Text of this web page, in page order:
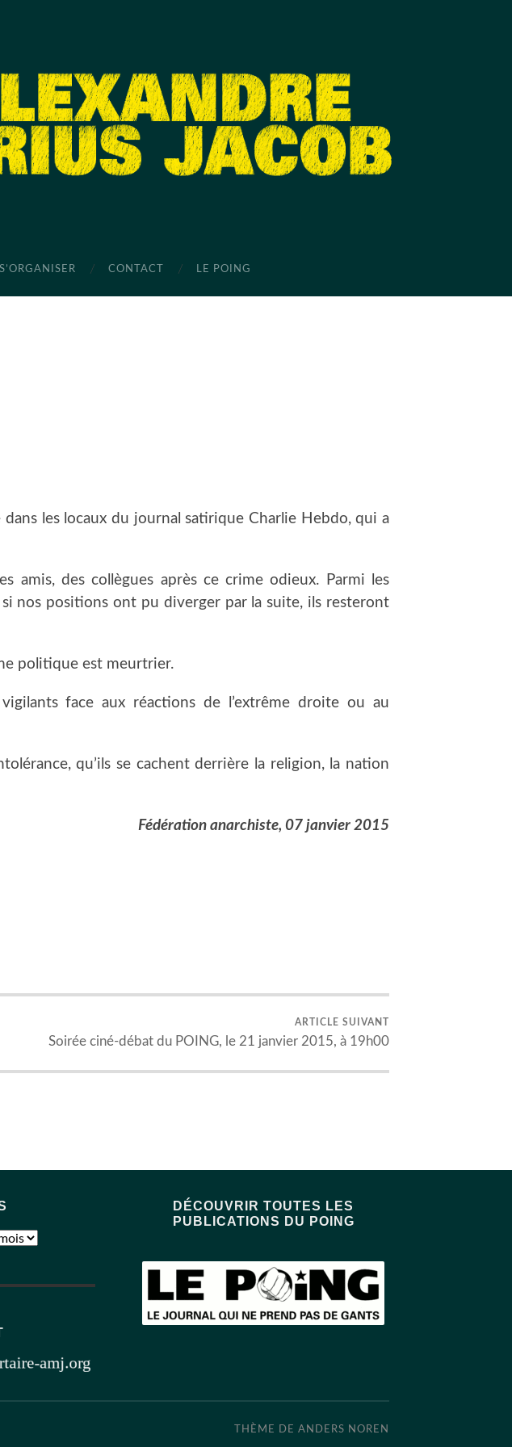
S’ORGANISER CONTACT LE POING
les locaux du journal satirique Charlie Hebdo, qui a
amis, des collègues après ce crime odieux. Parmi les
nos positions ont pu diverger par la suite, ils resteront
politique est meurtrier.
face aux réactions de l’extrême droite ou au
qu’ils se cachent derrière la religion, la nation
Fédération anarchiste, 07 janvier 2015
ARTICLE SUIVANT
Soirée ciné-débat du POING, le 21 janvier 2015, à 19h00
DÉCOUVRIR TOUTES LES
PUBLICATIONS DU POING
THÈME DE ANDERS NOREN